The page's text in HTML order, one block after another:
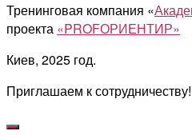
Тренинговая компания «
проекта «PROFОРИЕНТИР»
Киев, 2025 год.
Приглашаем к сотрудничеству!